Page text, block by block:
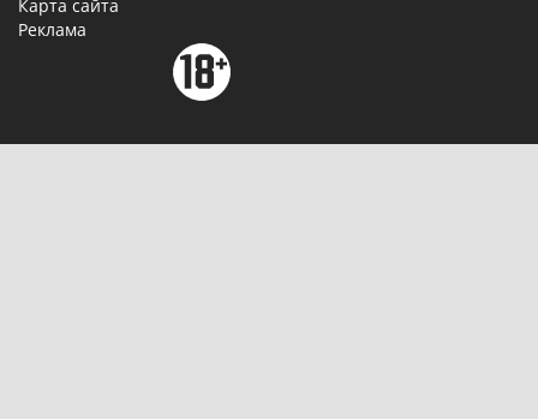
Карта сайта
Реклама